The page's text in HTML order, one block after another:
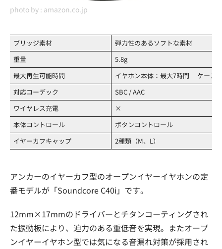
photo by : amazon.co.jp
ブリッジ素材
弾力性のあるソフトな素材
重量
5.8g
最大再生可能時間
イヤホン本体：最大7時間 ケース
対応コーデック
SBC / AAC
ワイヤレス充電
×
本体コントロール
ボタンコントロール
イヤーカフキャップ
2種類（M、L）
アンカーのイヤーカフ型のオープンイヤーイヤホンの定
番モデルが「Soundcore C40i」です。
12mm×17mmのドライバーとチタンコーティングされ
た振動板により、迫力のある重低音を実現。またオープ
ンイヤーイヤホン型では気になる音漏れ対策が採用され